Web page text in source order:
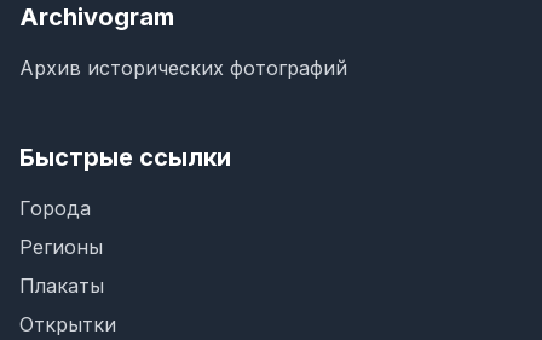
Archivogram
Архив исторических фотографий
Быстрые ссылки
Города
Регионы
Плакаты
Открытки